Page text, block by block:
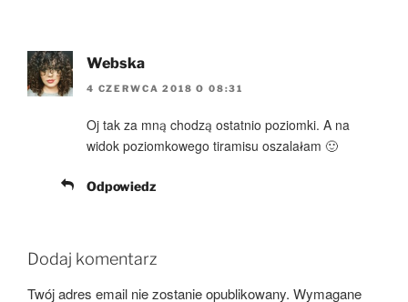
Webska
4 CZERWCA 2018 O 08:31
Oj tak za mną chodzą ostatnio poziomki. A na
widok poziomkowego tiramisu oszalałam 🙂
Odpowiedz
Dodaj komentarz
Twój adres email nie zostanie opublikowany. Wymagane